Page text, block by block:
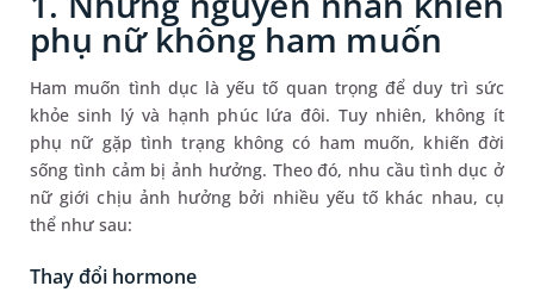
phụ nữ không ham muốn
Ham muốn tình dục là yếu tố quan trọng để duy trì sức
khỏe sinh lý và hạnh phúc lứa đôi. Tuy nhiên, không ít
phụ nữ gặp tình trạng không có ham muốn, khiến đời
sống tình cảm bị ảnh hưởng. Theo đó, nhu cầu tình dục ở
nữ giới chịu ảnh hưởng bởi nhiều yếu tố khác nhau, cụ
thể như sau:
Thay đổi hormone